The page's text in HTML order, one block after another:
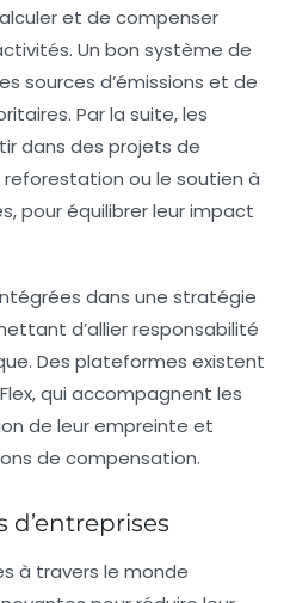
et de compenser
Un bon système de
sources d’émissions et de
Par la suite, les
dans des projets de
ou le soutien à
pour équilibrer leur impact
dans une stratégie
d’allier responsabilité
Des plateformes existent
qui accompagnent les
de leur empreinte et
de compensation.
d’entreprises
à travers le monde